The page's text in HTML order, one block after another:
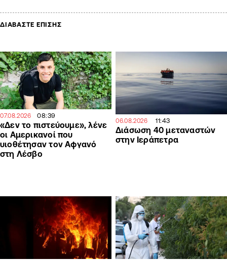
ΔΙΑΒΑΣΤΕ ΕΠΙΣΗΣ
07.08.2026 08:39
«Δεν το πιστεύουμε», λένε
οι Αμερικανοί που
υιοθέτησαν τον Αφγανό
στη Λέσβο
06.08.2026 11:43
Διάσωση 40 μεταναστών
στην Ιεράπετρα